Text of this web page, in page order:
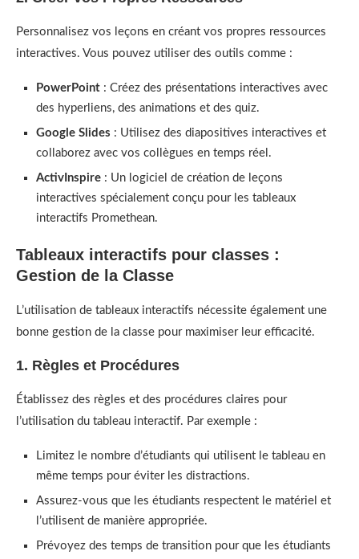
Personnalisez vos leçons en créant vos propres ressources
interactives. Vous pouvez utiliser des outils comme :
PowerPoint : Créez des présentations interactives avec
des hyperliens, des animations et des quiz.
Google Slides : Utilisez des diapositives interactives et
collaborez avec vos collègues en temps réel.
ActivInspire : Un logiciel de création de leçons
interactives spécialement conçu pour les tableaux
interactifs Promethean.
Tableaux interactifs pour classes :
Gestion de la Classe
L’utilisation de tableaux interactifs nécessite également une
bonne gestion de la classe pour maximiser leur efficacité.
1. Règles et Procédures
Établissez des règles et des procédures claires pour
l’utilisation du tableau interactif. Par exemple :
Limitez le nombre d’étudiants qui utilisent le tableau en
même temps pour éviter les distractions.
Assurez-vous que les étudiants respectent le matériel et
l’utilisent de manière appropriée.
Prévoyez des temps de transition pour que les étudiants